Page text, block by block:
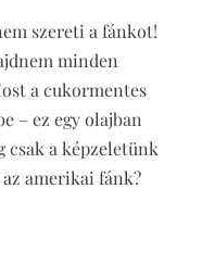
szereti a fánkot!
minden
a cukormentes
– ez egy olajban
csak a képzeletünk
amerikai fánk?